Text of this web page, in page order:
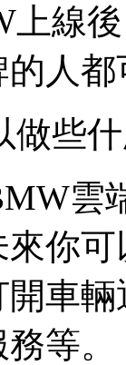
上線
人
做些
雲
你
車
等。